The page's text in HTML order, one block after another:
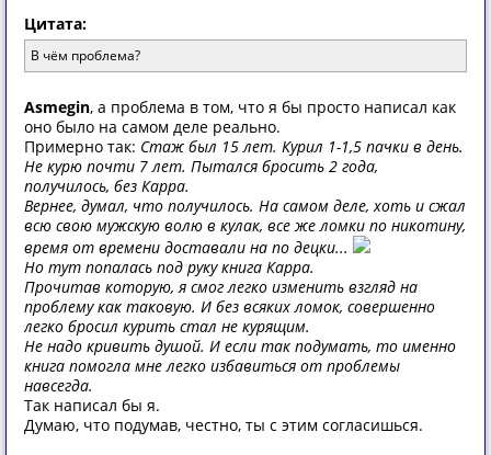
Цитата:
В чём проблема?
Asmegin, а проблема в том, что я бы просто написал как
оно было на самом деле реально.
Примерно так: Стаж был 15 лет. Курил 1-1,5 пачки в день.
Не курю почти 7 лет. Пытался бросить 2 года,
получилось, без Карра.
Вернее, думал, что получилось. На самом деле, хоть и сжал
всю свою мужскую волю в кулак, все же ломки по никотину,
время от времени доставали на по децки...
Но тут попалась под руку книга Карра.
Прочитав которую, я смог легко изменить взгляд на
проблему как таковую. И без всяких ломок, совершенно
легко бросил курить стал не курящим.
Не надо кривить душой. И если так подумать, то именно
книга помогла мне легко избавиться от проблемы
навсегда.
Так написал бы я.
Думаю, что подумав, честно, ты с этим согласишься.